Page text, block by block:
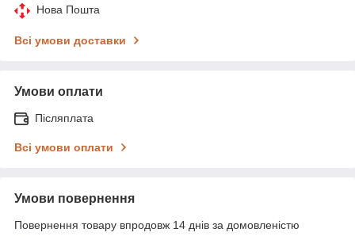
Нова Пошта
Всі умови доставки
Умови оплати
Післяплата
Всі умови оплати
Умови повернення
Повернення товару впродовж 14 днів за домовленістю